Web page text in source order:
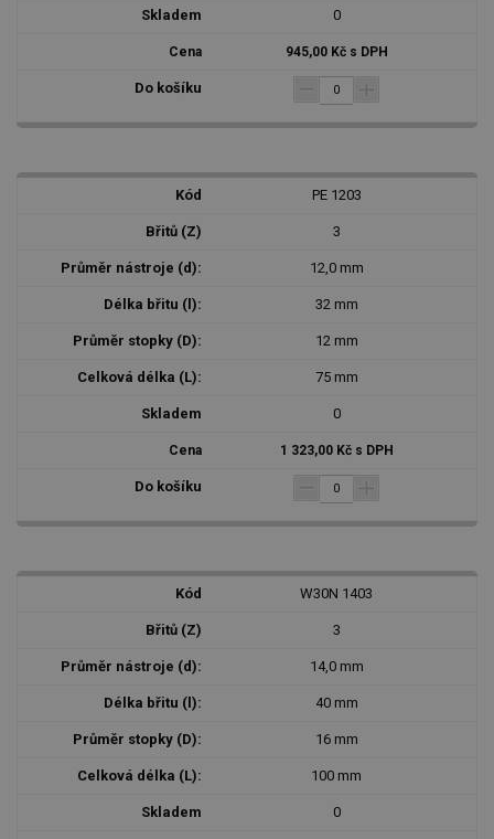
0
945,00 Kč s DPH
PE 1203
3
12,0 mm
32 mm
12 mm
75 mm
0
1 323,00 Kč s DPH
W30N 1403
3
14,0 mm
40 mm
16 mm
100 mm
0